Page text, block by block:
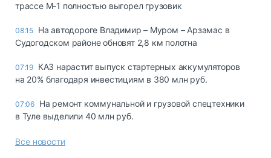
трассе М-1 полностью выгорел грузовик
08:15 На автодороге Владимир – Муром – Арзамас в
Судогодском районе обновят 2,8 км полотна
07:19 КАЗ нарастит выпуск стартерных аккумуляторов
на 20% благодаря инвестициям в 380 млн руб.
07:06 На ремонт коммунальной и грузовой спецтехники
в Туле выделили 40 млн руб.
Все новости